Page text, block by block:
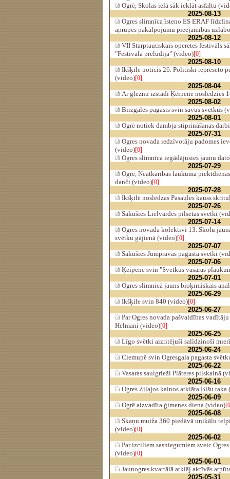
Ogrē, Skolas ielā sāk ieklāt asfaltu
2025-08-13
Ogres slimnīca īsteno ES ERAF
aprūpes pakalpojumu pieejamības
2025-08-12
VII Starptautiskais operetes festivāls
"Festivāla prelūdija" (video)[0]
2025-08-10
Ikšķilē noticis 26. Politiski represēto
(video)[0]
2025-08-04
Ar gleznu izstādi Ķeipenē noslēdzies
2025-08-02
Birzgales pagasts svin savus svētkus
2025-08-01
Ogrē notiek dambja stiprināšanas
2025-07-31
Ogres novada iedzīvotāju padomes
(video)[0]
Ogres slimnīca iegādājusies jaunu
2025-07-29
Ogrē, Neatkarības laukumā
danči (video)[0]
2025-07-28
Ikšķilē noslēdzas Pasaules kauss
2025-07-26
Sākušies Lielvārdes pilsētas svētki
2025-07-14
Ogres novada kolektīvi 13. Skolu
svētku gājienā (video)[0]
2025-07-07
Sākušies Jumpravas pagasta svētki
2025-07-06
Ķeipenē svin "Svētkus vasaras
2025-07-01
Ogres slimnīcā jauns bioķīmiskais
2025-06-29
Ikšķile svin 840 (video)[0]
2025-06-27
Par Ogres novada pašvaldības
Helmani (video)[0]
2025-06-25
Līgo svētki aizritējuši salīdzinoši
2025-06-24
Ciemupē svin Ogresgala pagasta
2025-06-22
Vasaras saulgrieži Plāteres pilskalnā
2025-06-16
Ogres Zilajos kalnos atklāta Bišu taka
2025-06-09
Ogrē aizvadīta ģimenes diena (video)
2025-06-08
Skaņu muiža 360 piedāvā unikālu
(video)[0]
2025-06-02
Par izciliem sasniegumiem sveic
(video)[0]
2025-06-01
Jaunogres kvartālā atklāj aktīvās
2025-05-31